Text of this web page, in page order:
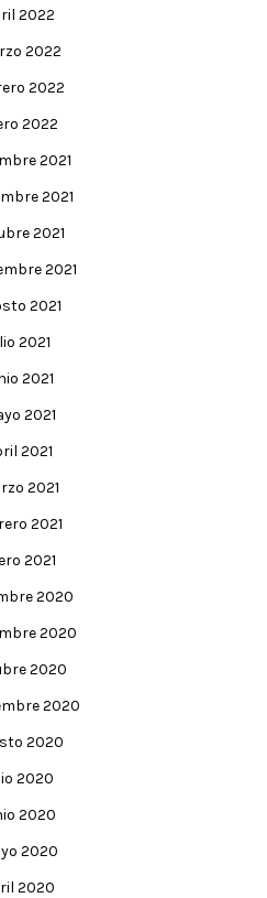
2022
2022
2022
2022
2021
2021
2021
2021
2021
2021
2021
2021
2021
2021
2021
2021
2020
2020
2020
2020
2020
2020
2020
2020
2020